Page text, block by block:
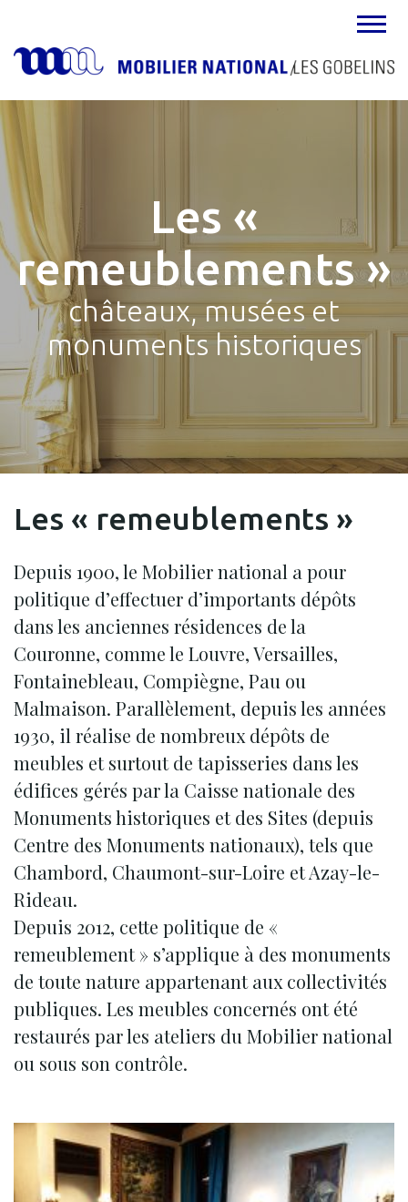
MENU
Les «
remeublements »
châteaux, musées et
monuments historiques
Les « remeublements »
Depuis 1900, le Mobilier national a pour
politique d’effectuer d’importants dépôts
dans les anciennes résidences de la
Couronne, comme le Louvre, Versailles,
Fontainebleau, Compiègne, Pau ou
Malmaison. Parallèlement, depuis les années
1930, il réalise de nombreux dépôts de
meubles et surtout de tapisseries dans les
édifices gérés par la Caisse nationale des
Monuments historiques et des Sites (depuis
Centre des Monuments nationaux), tels que
Chambord, Chaumont-sur-Loire et Azay-le-
Rideau.
Depuis 2012, cette politique de «
remeublement » s’applique à des monuments
de toute nature appartenant aux collectivités
publiques. Les meubles concernés ont été
restaurés par les ateliers du Mobilier national
ou sous son contrôle.